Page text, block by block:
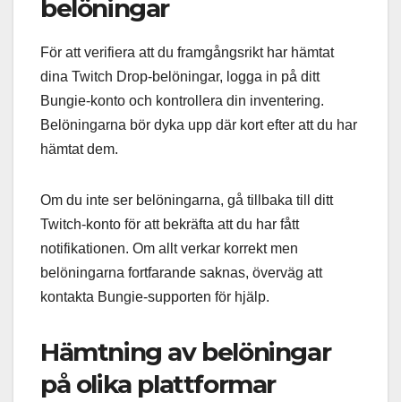
belöningar
För att verifiera att du framgångsrikt har hämtat
dina Twitch Drop-belöningar, logga in på ditt
Bungie-konto och kontrollera din inventering.
Belöningarna bör dyka upp där kort efter att du har
hämtat dem.
Om du inte ser belöningarna, gå tillbaka till ditt
Twitch-konto för att bekräfta att du har fått
notifikationen. Om allt verkar korrekt men
belöningarna fortfarande saknas, överväg att
kontakta Bungie-supporten för hjälp.
Hämtning av belöningar
på olika plattformar